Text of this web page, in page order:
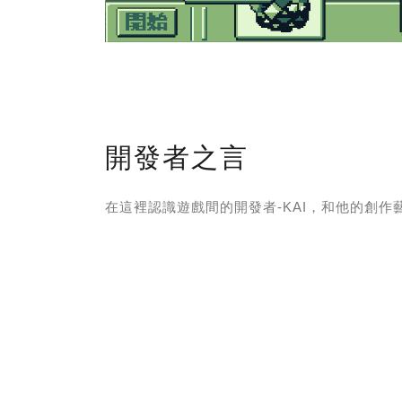
開發者之言
在這裡認識遊戲間的開發者-KAI，和他的創作